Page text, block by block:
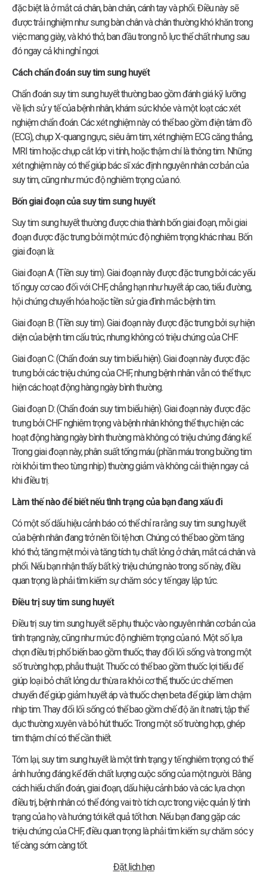
đặc biệt là ở mắt cá chân, bàn chân, cánh tay và phổi. Điều này sẽ
được trải nghiệm như sưng bàn chân và chân thường khó khăn trong
việc mang giày, và khó thở, ban đầu trong nỗ lực thể chất nhưng sau
đó ngay cả khi nghỉ ngơi.
Cách chẩn đoán suy tim sung huyết
Chẩn đoán suy tim sung huyết thường bao gồm đánh giá kỹ lưỡng
về lịch sử y tế của bệnh nhân, khám sức khỏe và một loạt các xét
nghiệm chẩn đoán. Các xét nghiệm này có thể bao gồm điện tâm đồ
(ECG), chụp X-quang ngực, siêu âm tim, xét nghiệm ECG căng thẳng,
MRI tim hoặc chụp cắt lớp vi tính, hoặc thậm chí là thông tim. Những
xét nghiệm này có thể giúp bác sĩ xác định nguyên nhân cơ bản của
suy tim, cũng như mức độ nghiêm trọng của nó.
Bốn giai đoạn của suy tim sung huyết
Suy tim sung huyết thường được chia thành bốn giai đoạn, mỗi giai
đoạn được đặc trưng bởi một mức độ nghiêm trọng khác nhau. Bốn
giai đoạn là:
Giai đoạn A: (Tiền suy tim). Giai đoạn này được đặc trưng bởi các yếu
tố nguy cơ cao đối với CHF, chẳng hạn như huyết áp cao, tiểu đường,
hội chứng chuyển hóa hoặc tiền sử gia đình mắc bệnh tim.
Giai đoạn B: (Tiền suy tim). Giai đoạn này được đặc trưng bởi sự hiện
diện của bệnh tim cấu trúc, nhưng không có triệu chứng của CHF.
Giai đoạn C: (Chẩn đoán suy tim biểu hiện). Giai đoạn này được đặc
trưng bởi các triệu chứng của CHF, nhưng bệnh nhân vẫn có thể thực
hiện các hoạt động hàng ngày bình thường.
Giai đoạn D: (Chẩn đoán suy tim biểu hiện). Giai đoạn này được đặc
trưng bởi CHF nghiêm trọng và bệnh nhân không thể thực hiện các
hoạt động hàng ngày bình thường mà không có triệu chứng đáng kể.
Trong giai đoạn này, phân suất tống máu (phần máu trong buồng tim
rời khỏi tim theo từng nhịp) thường giảm và không cải thiện ngay cả
khi điều trị.
Làm thế nào để biết nếu tình trạng của bạn đang xấu đi
Có một số dấu hiệu cảnh báo có thể chỉ ra rằng suy tim sung huyết
của bệnh nhân đang trở nên tồi tệ hơn. Chúng có thể bao gồm tăng
khó thở, tăng mệt mỏi và tăng tích tụ chất lỏng ở chân, mắt cá chân và
phổi. Nếu bạn nhận thấy bất kỳ triệu chứng nào trong số này, điều
quan trọng là phải tìm kiếm sự chăm sóc y tế ngay lập tức.
Điều trị suy tim sung huyết
Điều trị suy tim sung huyết sẽ phụ thuộc vào nguyên nhân cơ bản của
tình trạng này, cũng như mức độ nghiêm trọng của nó. Một số lựa
chọn điều trị phổ biến bao gồm thuốc, thay đổi lối sống và trong một
số trường hợp, phẫu thuật. Thuốc có thể bao gồm thuốc lợi tiểu để
giúp loại bỏ chất lỏng dư thừa ra khỏi cơ thể, thuốc ức chế men
chuyển để giúp giảm huyết áp và thuốc chẹn beta để giúp làm chậm
nhịp tim. Thay đổi lối sống có thể bao gồm chế độ ăn ít natri, tập thể
dục thường xuyên và bỏ hút thuốc. Trong một số trường hợp, ghép
tim thậm chí có thể cần thiết.
Tóm lại, suy tim sung huyết là một tình trạng y tế nghiêm trọng có thể
ảnh hưởng đáng kể đến chất lượng cuộc sống của một người. Bằng
cách hiểu chẩn đoán, giai đoạn, dấu hiệu cảnh báo và các lựa chọn
điều trị, bệnh nhân có thể đóng vai trò tích cực trong việc quản lý tình
trạng của họ và hướng tới kết quả tốt hơn. Nếu bạn đang gặp các
triệu chứng của CHF, điều quan trọng là phải tìm kiếm sự chăm sóc y
tế càng sớm càng tốt.
Đặt lịch hẹn